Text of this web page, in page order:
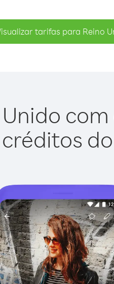
tarifas para Reino